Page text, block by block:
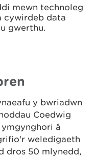
mewn technoleg
cywirdeb data
gwerthu.
y bwriadwn
Coedwig
â
weledigaeth
dros 50 mlynedd,